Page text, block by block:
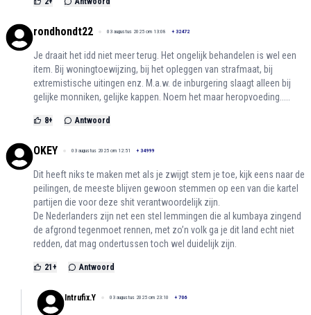
rondhondt22 03 augustus 2025 om 13:08 + 32472
Je draait het idd niet meer terug. Het ongelijk behandelen is wel een
item. Bij woningtoewijzing, bij het opleggen van strafmaat, bij
extremistische uitingen enz. M.a.w. de inburgering slaagt alleen bij
gelijke monniken, gelijke kappen. Noem het maar heropvoeding.....
8+ Antwoord
OKEY 03 augustus 2025 om 12:51 + 34999
Dit heeft niks te maken met als je zwijgt stem je toe, kijk eens naar de
peilingen, de meeste blijven gewoon stemmen op een van die kartel
partijen die voor deze shit verantwoordelijk zijn.
De Nederlanders zijn net een stel lemmingen die al kumbaya zingend
de afgrond tegenmoet rennen, met zo’n volk ga je dit land echt niet
redden, dat mag ondertussen toch wel duidelijk zijn.
21 + Antwoord
Intrufix.Y 03 augustus 2025 om 23:10 + 706